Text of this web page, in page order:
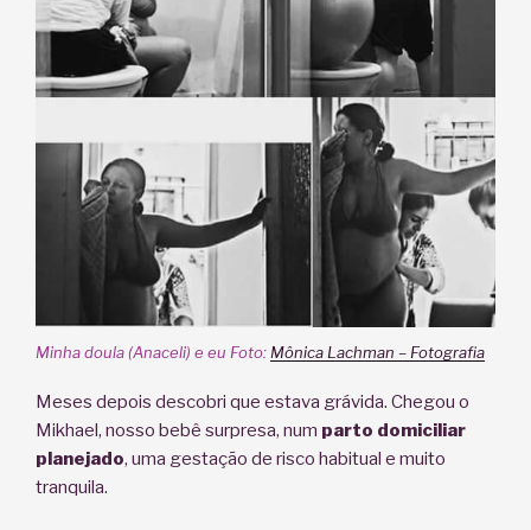
Minha doula (Anaceli) e eu Foto: Mônica Lachman – Fotografia
Meses depois descobri que estava grávida. Chegou o
Mikhael, nosso bebê surpresa, num parto domiciliar
planejado, uma gestação de risco habitual e muito
tranquila.